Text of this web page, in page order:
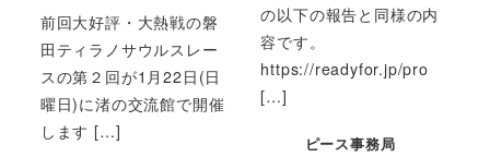
前回大好評・大熱戦の磐
田ティラノサウルスレー
スの第２回が1月22日(日
曜日)に渚の交流館で開催
します […]
の以下の報告と同様の内
容です。
https://readyfor.jp/pro
[…]
ピース事務局